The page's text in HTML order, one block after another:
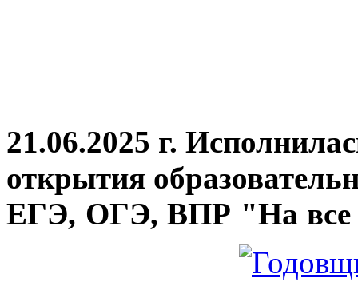
21.06.2025 г.
открытия
ЕГЭ, ОГЭ, ВПР "На все